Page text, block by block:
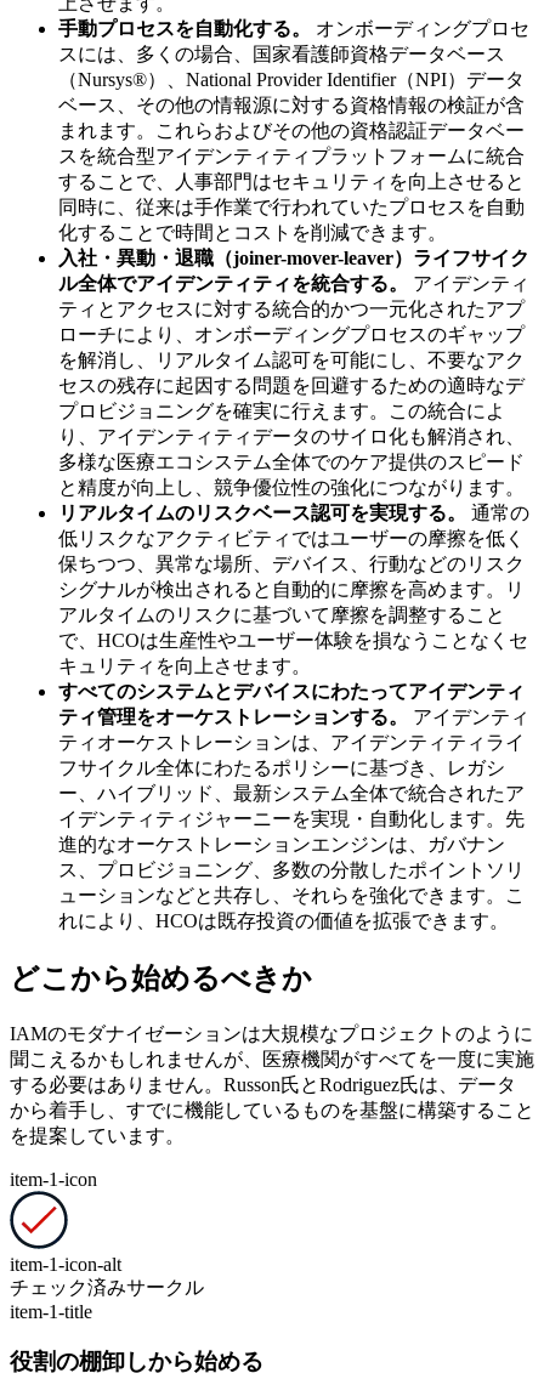
手動プロセスを自動化する。
オンボーディングプロセ
スには、多くの場合、国家看護師資格データベース
（Nursys®）、National Provider Identifier（NPI）データ
ベース、その他の情報源に対する資格情報の検証が含
まれます。これらおよびその他の資格認証データベー
スを統合型アイデンティティプラットフォームに統合
することで、人事部門はセキュリティを向上させると
同時に、従来は手作業で行われていたプロセスを自動
化することで時間とコストを削減できます。
入社・異動・退職（joiner-mover-leaver）ライフサイク
ル全体でアイデンティティを統合する。
アイデンティ
ティとアクセスに対する統合的かつ一元化されたアプ
ローチにより、オンボーディングプロセスのギャップ
を解消し、リアルタイム認可を可能にし、不要なアク
セスの残存に起因する問題を回避するための適時なデ
プロビジョニングを確実に行えます。この統合によ
り、アイデンティティデータのサイロ化も解消され、
多様な医療エコシステム全体でのケア提供のスピード
と精度が向上し、競争優位性の強化につながります。
リアルタイムのリスクベース認可を実現する。
通常の
低リスクなアクティビティではユーザーの摩擦を低く
保ちつつ、異常な場所、デバイス、行動などのリスク
シグナルが検出されると自動的に摩擦を高めます。リ
アルタイムのリスクに基づいて摩擦を調整すること
で、HCOは生産性やユーザー体験を損なうことなくセ
キュリティを向上させます。
すべてのシステムとデバイスにわたってアイデンティ
ティ管理をオーケストレーションする。
アイデンティ
ティオーケストレーションは、アイデンティティライ
フサイクル全体にわたるポリシーに基づき、レガシ
ー、ハイブリッド、最新システム全体で統合されたア
イデンティティジャーニーを実現・自動化します。先
進的なオーケストレーションエンジンは、ガバナン
ス、プロビジョニング、多数の分散したポイントソリ
ューションなどと共存し、それらを強化できます。こ
れにより、HCOは既存投資の価値を拡張できます。
どこから始めるべきか
IAMのモダナイゼーションは大規模なプロジェクトのように
聞こえるかもしれませんが、医療機関がすべてを一度に実施
する必要はありません。Russon氏とRodriguez氏は、データ
から着手し、すでに機能しているものを基盤に構築すること
を提案しています。
item-1-icon
item-1-icon-alt
チェック済みサークル
item-1-title
役割の棚卸しから始める